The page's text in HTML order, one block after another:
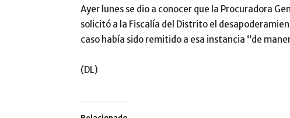
Ayer lunes se dio a conocer que la Procuradora
solicitó a la Fiscalía del Distrito el
caso había sido remitido a esa instancia “de
(DL)